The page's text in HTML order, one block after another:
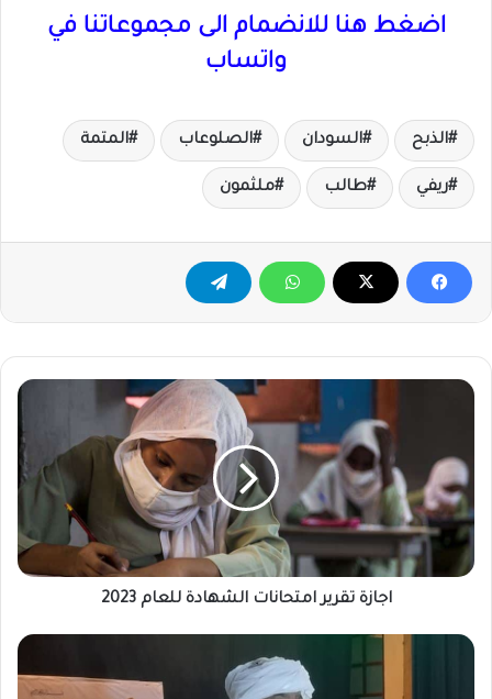
اضغط هنا للانضمام الى مجموعاتنا في
واتساب
الذبح السودان الصلوعاب المتمة
ريفي طالب ملثمون
اجازة
الشهادة
للعام
2023
اجازة تقرير امتحانات الشهادة للعام 2023
إعفاء